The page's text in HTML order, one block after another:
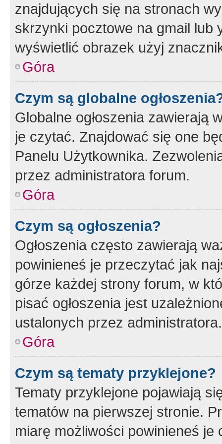
znajdujących się na stronach
skrzynki pocztowe na gmail lub
wyświetlić obrazek użyj
Góra
Czym są globalne
Globalne ogłoszenia zawierają
je czytać. Znajdować się one
Panelu Użytkownika.
przez administratora forum.
Góra
Czym są ogłoszenia?
Ogłoszenia często zawierają
powinieneś je przeczytać jak
górze każdej strony forum, w
pisać ogłoszenia jest
ustalonych przez administratora.
Góra
Czym są tematy przyklejone?
Tematy przyklejone pojawiają
tematów na pierwszej stronie.
miarę możliwości powinieneś je